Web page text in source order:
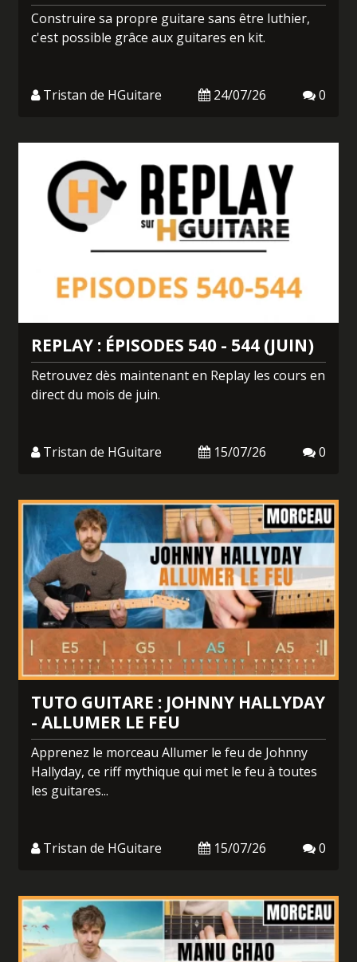
Construire sa propre guitare sans être luthier,
c'est possible grâce aux guitares en kit.
Tristan de HGuitare 24/07/26 0
REPLAY : ÉPISODES 540 - 544 (JUIN)
Retrouvez dès maintenant en Replay les cours en
direct du mois de juin.
Tristan de HGuitare 15/07/26 0
TUTO GUITARE : JOHNNY HALLYDAY
- ALLUMER LE FEU
Apprenez le morceau Allumer le feu de Johnny
Hallyday, ce riff mythique qui met le feu à toutes
les guitares...
Tristan de HGuitare 15/07/26 0